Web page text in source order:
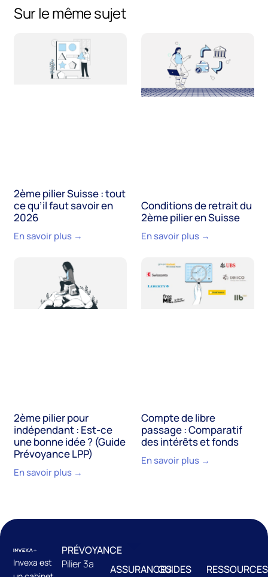
Sur le même sujet
2ème pilier Suisse : tout
ce qu’il faut savoir en
2026
En savoir plus →
Conditions de retrait du
2ème pilier en Suisse
En savoir plus →
2ème pilier pour
indépendant : Est-ce
une bonne idée ? (Guide
Prévoyance LPP)
En savoir plus →
Compte de libre
passage : Comparatif
des intérêts et fonds
En savoir plus →
Invexa est
PRÉVOYANCE
Pilier 3a
ASSURANCESGUIDES
RESSOURCES